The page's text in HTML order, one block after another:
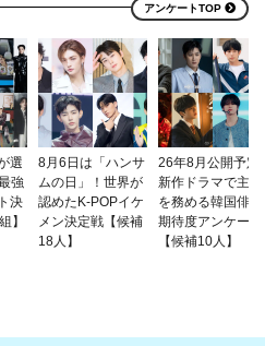
アンケートTOP
選
強
決
】
8月6日は「ハンサ
ムの日」！世界が
認めたK-POPイケ
メン決定戦【候補
18人】
26年8月公開予定
新作ドラマで主演
を務める韓国俳優
期待度アンケート
【候補10人】